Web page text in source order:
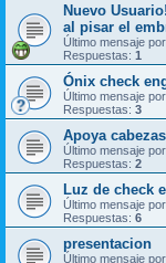
Nuevo
al pisar el
Último mensaje por
Respuestas: 1
Ónix check
Último mensaje por
Respuestas: 3
Apoya
Último mensaje por
Respuestas: 2
Luz de check
Último mensaje por
Respuestas: 6
presentacion
Último mensaje por